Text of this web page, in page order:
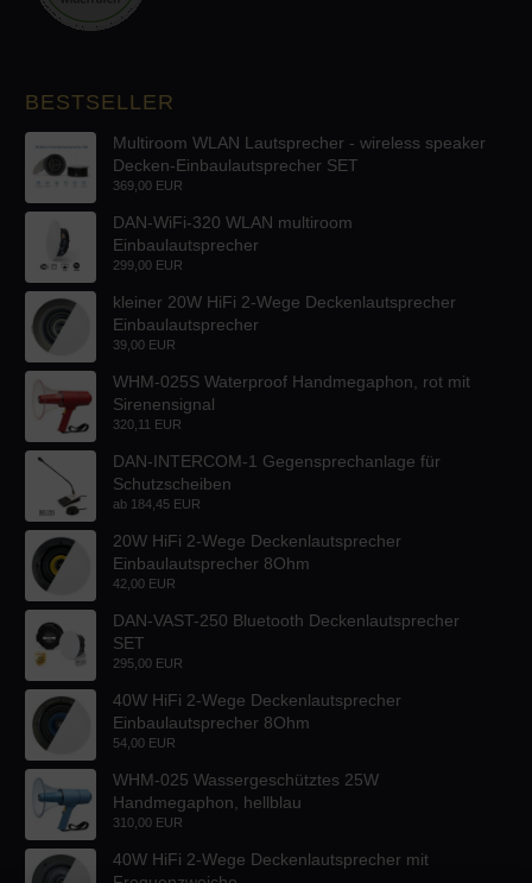
BESTSELLER
Multiroom WLAN Lautsprecher - wireless speaker
Decken-Einbaulautsprecher SET
369,00 EUR
DAN-WiFi-320 WLAN multiroom
Einbaulautsprecher
299,00 EUR
kleiner 20W HiFi 2-Wege Deckenlautsprecher
Einbaulautsprecher
39,00 EUR
WHM-025S Waterproof Handmegaphon, rot mit
Sirenensignal
320,11 EUR
DAN-INTERCOM-1 Gegensprechanlage für
Schutzscheiben
ab 184,45 EUR
20W HiFi 2-Wege Deckenlautsprecher
Einbaulautsprecher 8Ohm
42,00 EUR
DAN-VAST-250 Bluetooth Deckenlautsprecher
SET
295,00 EUR
40W HiFi 2-Wege Deckenlautsprecher
Einbaulautsprecher 8Ohm
54,00 EUR
WHM-025 Wassergeschütztes 25W
Handmegaphon, hellblau
310,00 EUR
40W HiFi 2-Wege Deckenlautsprecher mit